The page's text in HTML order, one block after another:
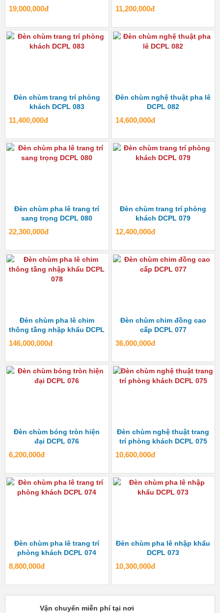
19,000,000đ 11,200,000đ
Đèn chùm trang trí phòng
khách DCPL 083
11,400,000đ
Đèn chùm nghệ thuật pha lê
DCPL 082
14,600,000đ
Đèn chùm pha lê trang trí
sang trọng DCPL 080
22,300,000đ
Đèn chùm trang trí phòng
khách DCPL 079
12,400,000đ
Đèn chùm pha lê chim
thông tầng nhập khẩu DCPL
078
146,000,000đ
Đèn chùm chim đồng cao
cấp DCPL 077
36,000,000đ
Đèn chùm bóng tròn hiện
đại DCPL 076
6,200,000đ
Đèn chùm nghệ thuật trang
trí phòng khách DCPL 075
10,600,000đ
Đèn chùm pha lê trang trí
phòng khách DCPL 074
8,800,000đ
Đèn chùm pha lê nhập khẩu
DCPL 073
10,300,000đ
Vận chuyển miễn phí tại nơi